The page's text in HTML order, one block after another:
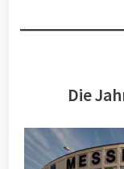
Die